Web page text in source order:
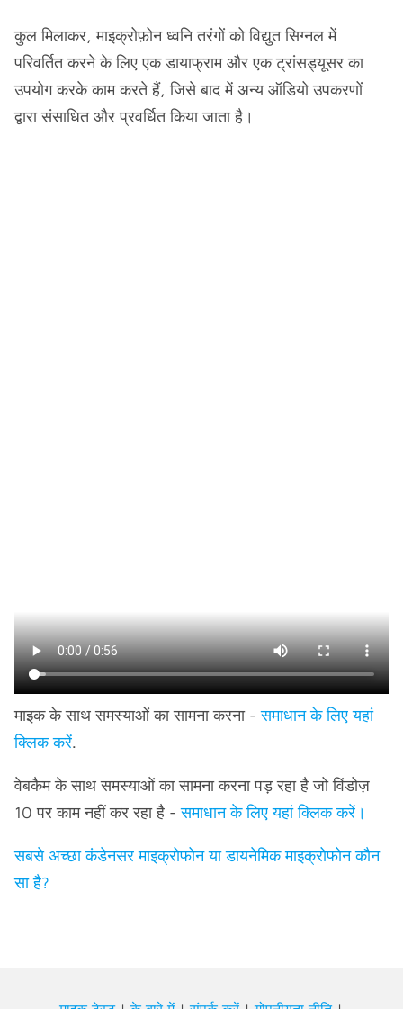
कुल मिलाकर, माइक्रोफ़ोन ध्वनि तरंगों को विद्युत सिग्नल में
परिवर्तित करने के लिए एक डायाफ्राम और एक ट्रांसड्यूसर का
उपयोग करके काम करते हैं, जिसे बाद में अन्य ऑडियो उपकरणों
द्वारा संसाधित और प्रवर्धित किया जाता है।
माइक के साथ समस्याओं का सामना करना -समाधान के लिए यहां
क्लिक करें.
वेबकैम के साथ समस्याओं का सामना करना पड़ रहा है जो विंडोज़
10 पर काम नहीं कर रहा है -समाधान के लिए यहां क्लिक करें।
सबसे अच्छा कंडेनसर माइक्रोफोन या डायनेमिक माइक्रोफोन कौन
सा है?